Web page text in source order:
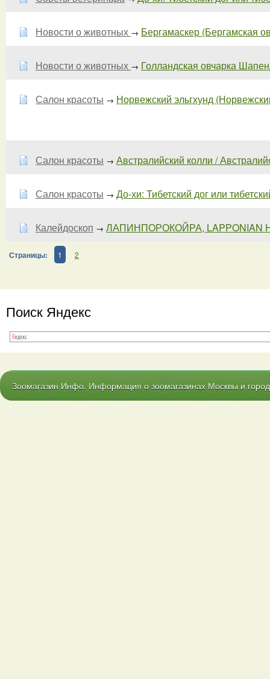
Новости о животных → Бергамаскер (Бергамская
Новости о животных → Голландская овчарка
Салон красоты → Норвежский эльгхунд
Салон красоты → Австралийский колли /
Салон красоты → До-хи: Тибетский дог или
Калейдоскоп → ЛАПИНПОРОКОЙРА, LAPPONIAN
Страницы: 1 2
Поиск Яндекс
Зоомагазин Инфо. Информация о зоомагазинах Москвы и